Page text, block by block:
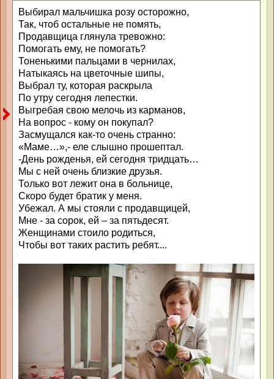
Выбирал мальчишка розу осторожно,
Так, чтоб остальные не помять,
Продавщица глянула тревожно:
Помогать ему, не помогать?
Тоненькими пальцами в чернилах,
Натыкаясь на цветочные шипы,
Выбрал ту, которая раскрыла
По утру сегодня лепестки.
Выгребая свою мелочь из карманов,
На вопрос - кому он покупал?
Засмущался как-то очень странно:
«Маме…»,- еле слышно прошептал.
-День рожденья, ей сегодня тридцать…
Мы с ней очень близкие друзья.
Только вот лежит она в больнице,
Скоро будет братик у меня.
Убежал. А мы стояли с продавщицей,
Мне - за сорок, ей – за пятьдесят.
Женщинами стоило родиться,
Чтобы вот таких растить ребят....